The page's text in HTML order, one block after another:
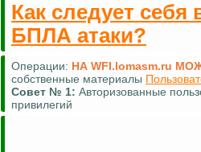
Как следует себя
БПЛА атаки?
Операции: НА WFI.lomasm.ru
собственные материалы
Совет № 1: Авторизованные
привилегий